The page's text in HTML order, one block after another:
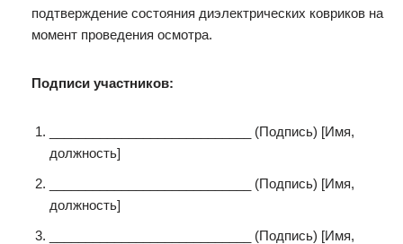
подтверждение состояния диэлектрических ковриков на
момент проведения осмотра.
Подписи участников:
____________________________ (Подпись) [Имя,
должность]
____________________________ (Подпись) [Имя,
должность]
____________________________ (Подпись) [Имя,